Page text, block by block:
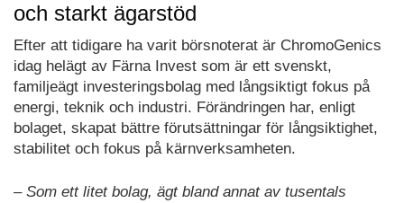
och starkt ägarstöd
Efter att tidigare ha varit börsnoterat är ChromoGenics
idag helägt av Färna Invest som är ett svenskt,
familjeägt investeringsbolag med långsiktigt fokus på
energi, teknik och industri. Förändringen har, enligt
bolaget, skapat bättre förutsättningar för långsiktighet,
stabilitet och fokus på kärnverksamheten.
– Som ett litet bolag, ägt bland annat av tusentals